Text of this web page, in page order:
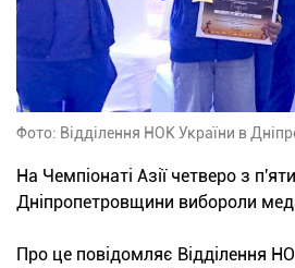
Фото: Відділення НОК України в
На Чемпіонаті Азії четверо з
Дніпропетровщини вибороли
Про це повідомляє Відділення